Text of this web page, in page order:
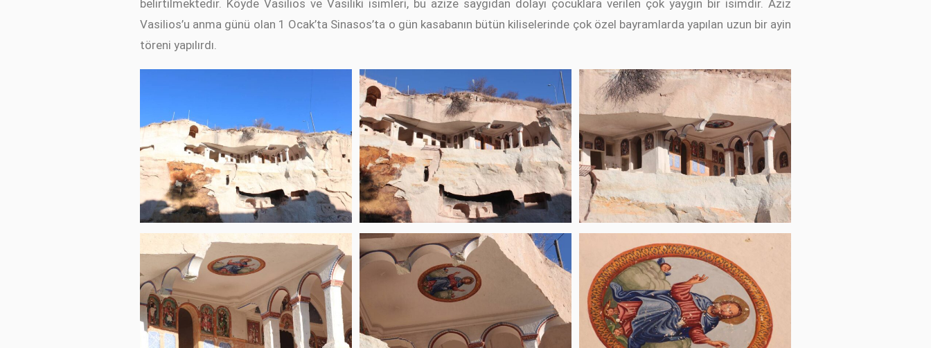
belirtilmektedir. Köyde Vasilios ve Vasiliki isimleri, bu azize saygıdan dolayı çocuklara verilen çok yaygın bir isimdir. Aziz
Vasilios’u anma günü olan 1 Ocak’ta Sinasos’ta o gün kasabanın bütün kiliselerinde çok özel bayramlarda yapılan uzun bir ayin
töreni yapılırdı.